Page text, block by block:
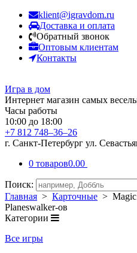
klient@igravdom.ru
Доставка и оплата
Обратный звонок
Оптовым клиентам
Контакты
Игра в дом
Интернет магазин самых
Часы работы
10:00 до 18:00
+7 812 748–36–26
г. Санкт-Петербург ул.
0 товаров0.00
Поиск:
Главная > Карточные >
Planeswalker-ов
Категории
Все игры